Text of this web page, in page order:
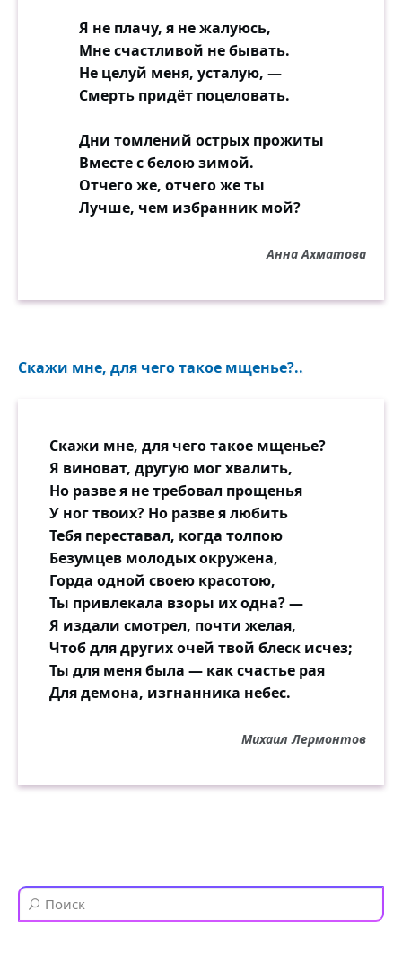
Я не плачу, я не жалуюсь,
Мне счастливой не бывать.
Не целуй меня, усталую, —
Смерть придёт поцеловать.
Дни томлений острых прожиты
Вместе с белою зимой.
Отчего же, отчего же ты
Лучше, чем избранник мой?
Анна Ахматова
Скажи мне, для чего такое мщенье?..
Скажи мне, для чего такое мщенье?
Я виноват, другую мог хвалить,
Но разве я не требовал прощенья
У ног твоих? Но разве я любить
Тебя переставал, когда толпою
Безумцев молодых окружена,
Горда одной своею красотою,
Ты привлекала взоры их одна? —
Я издали смотрел, почти желая,
Чтоб для других очей твой блеск исчез;
Ты для меня была — как счастье рая
Для демона, изгнанника небес.
Михаил Лермонтов